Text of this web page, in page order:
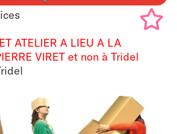
ATELIER A LIEU A LA
VIRET et non à Tridel